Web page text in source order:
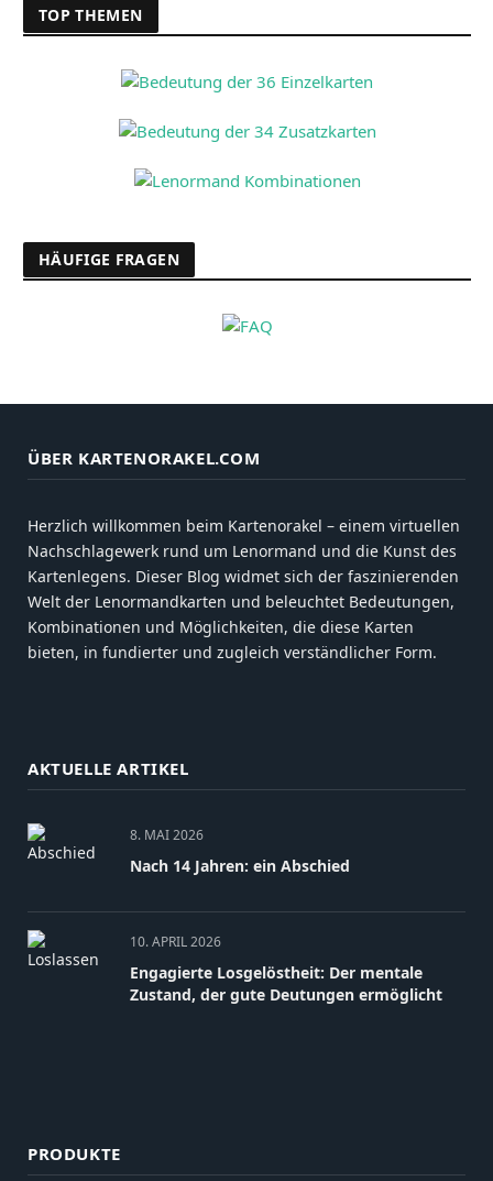
TOP THEMEN
HÄUFIGE FRAGEN
ÜBER KARTENORAKEL.COM
Herzlich willkommen beim Kartenorakel – einem virtuellen
Nachschlagewerk rund um Lenormand und die Kunst des
Kartenlegens. Dieser Blog widmet sich der faszinierenden
Welt der Lenormandkarten und beleuchtet Bedeutungen,
Kombinationen und Möglichkeiten, die diese Karten
bieten, in fundierter und zugleich verständlicher Form.
AKTUELLE ARTIKEL
8. MAI 2026
Nach 14 Jahren: ein Abschied
10. APRIL 2026
Engagierte Losgelöstheit: Der mentale
Zustand, der gute Deutungen ermöglicht
PRODUKTE